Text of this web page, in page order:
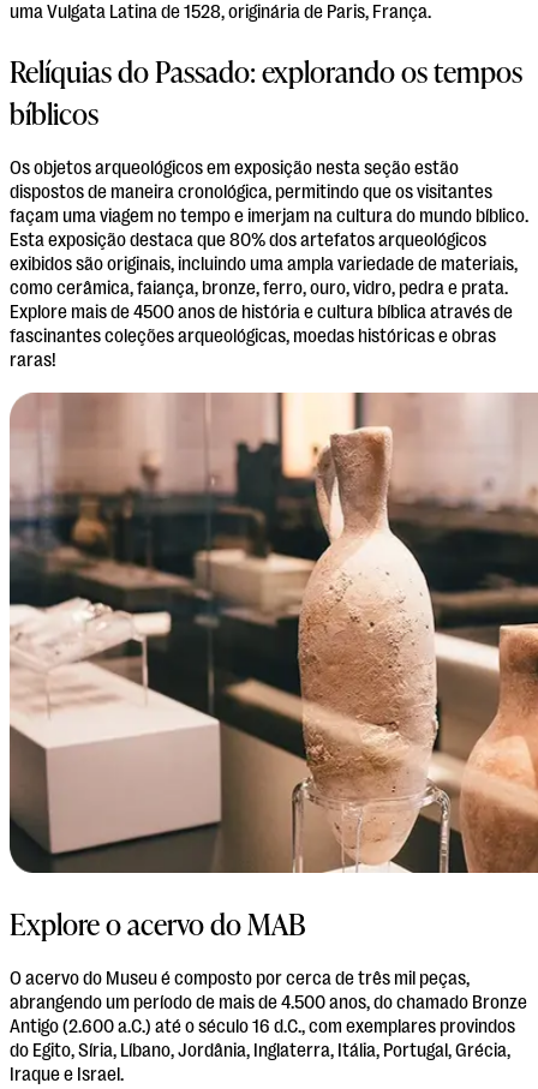
uma Vulgata Latina de 1528, originária de Paris, França.
Relíquias do Passado: explorando os tempos
bíblicos
Os objetos arqueológicos em exposição nesta seção estão
dispostos de maneira cronológica, permitindo que os visitantes
façam uma viagem no tempo e imerjam na cultura do mundo bíblico.
Esta exposição destaca que 80% dos artefatos arqueológicos
exibidos são originais, incluindo uma ampla variedade de materiais,
como cerâmica, faiança, bronze, ferro, ouro, vidro, pedra e prata.
Explore mais de 4500 anos de história e cultura bíblica através de
fascinantes coleções arqueológicas, moedas históricas e obras
raras!
Explore o acervo do MAB
O acervo do Museu é composto por cerca de três mil peças,
abrangendo um período de mais de 4.500 anos, do chamado Bronze
Antigo (2.600 a.C.) até o século 16 d.C., com exemplares provindos
do Egito, Síria, Líbano, Jordânia, Inglaterra, Itália, Portugal, Grécia,
Iraque e Israel.